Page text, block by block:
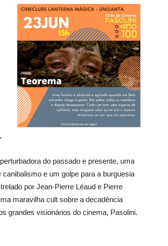
do passado e presente, uma
canibalismo e um golpe para a burguesia
por Jean-Pierre Léaud e Pierre
maravilha cult sobre a decadência
grandes visionários do cinema, Pasolini.